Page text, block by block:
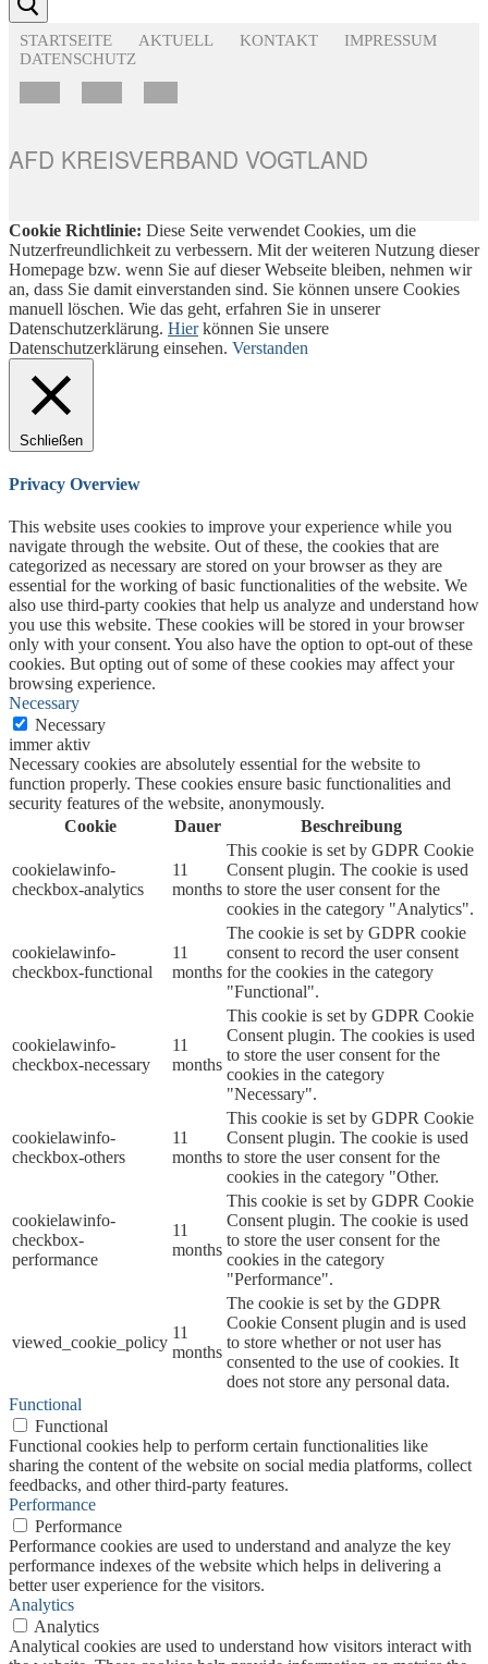
STARTSEITE AKTUELL KONTAKT
IMPRESSUM
DATENSCHUTZ
AFD KREISVERBAND VOGTLAND
Cookie Richtlinie: Diese Seite verwendet Cookies, um die
Nutzerfreundlichkeit zu verbessern. Mit der weiteren Nutzung dieser
Homepage bzw. wenn Sie auf dieser Webseite bleiben, nehmen wir
an, dass Sie damit einverstanden sind. Sie können unsere Cookies
manuell löschen. Wie das geht, erfahren Sie in unserer
Datenschutzerklärung. Hierkönnen Sie unsere
Datenschutzerklärung einsehen. Verstanden
Schließen
Privacy Overview
This website uses cookies to improve your experience while you
navigate through the website. Out of these, the cookies that are
categorized as necessary are stored on your browser as they are
essential for the working of basic functionalities of the website. We
also use third-party cookies that help us analyze and understand how
you use this website. These cookies will be stored in your browser
only with your consent. You also have the option to opt-out of these
cookies. But opting out of some of these cookies may affect your
browsing experience.
Necessary
Necessary
immer aktiv
Necessary cookies are absolutely essential for the website to
function properly. These cookies ensure basic functionalities and
security features of the website, anonymously.
Cookie
Dauer Beschreibung
cookielawinfo-
checkbox-analytics
11
months
This cookie is set by GDPR Cookie
Consent plugin. The cookie is used
to store the user consent for the
cookies in the category "Analytics".
cookielawinfo-
checkbox-functional
11
months
The cookie is set by GDPR cookie
consent to record the user consent
for the cookies in the category
"Functional".
cookielawinfo-
checkbox-necessary
11
months
This cookie is set by GDPR Cookie
Consent plugin. The cookies is used
to store the user consent for the
cookies in the category
"Necessary".
cookielawinfo-
checkbox-others
11
months
This cookie is set by GDPR Cookie
Consent plugin. The cookie is used
to store the user consent for the
cookies in the category "Other.
cookielawinfo-
checkbox-
performance
11
months
This cookie is set by GDPR Cookie
Consent plugin. The cookie is used
to store the user consent for the
cookies in the category
"Performance".
viewed_cookie_policy
11
months
The cookie is set by the GDPR
Cookie Consent plugin and is used
to store whether or not user has
consented to the use of cookies. It
does not store any personal data.
Functional
Functional
Functional cookies help to perform certain functionalities like
sharing the content of the website on social media platforms, collect
feedbacks, and other third-party features.
Performance
Performance
Performance cookies are used to understand and analyze the key
performance indexes of the website which helps in delivering a
better user experience for the visitors.
Analytics
Analytics
Analytical cookies are used to understand how visitors interact with